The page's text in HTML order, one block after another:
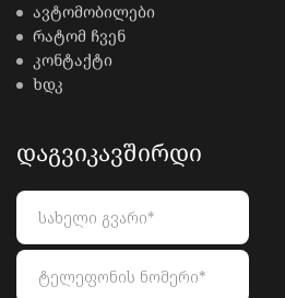
ავტომობილები
რატომ ჩვენ
კონტაქტი
ხდკ
ᲓᲐᲒᲕᲘᲙᲐᲕᲨᲘᲠᲓᲘ